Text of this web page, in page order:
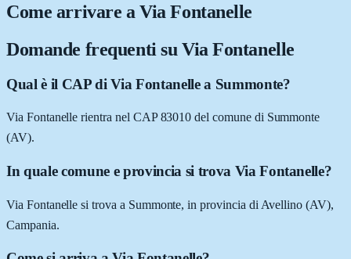
Come arrivare aVia Fontanelle
Domande frequenti su Via Fontanelle
Qual è il CAP di Via Fontanelle a Summonte?
Via Fontanelle rientra nel CAP 83010 del comune di Summonte
(AV).
In quale comune e provincia si trova Via Fontanelle?
Via Fontanelle si trova a Summonte, in provincia di Avellino (AV),
Campania.